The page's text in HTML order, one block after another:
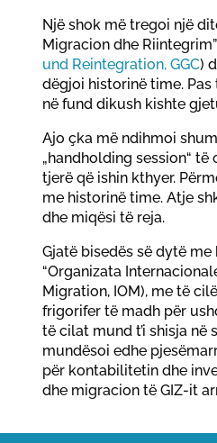
Një shok më tregoi një
Migracion dhe
und Reintegration, GGC)
dëgjoi historinë time.
në fund dikush kishte
Ajo çka më ndihmoi
„handholding session“
tjerë që ishin kthyer.
me historinë time. Atje
dhe miqësi të reja.
Gjatë bisedës së dytë
“Organizata
Migration, IOM), me të
frigorifer të madh për
të cilat mund t’i shisja
mundësoi edhe
për kontabilitetin dhe
dhe migracion të GIZ-it